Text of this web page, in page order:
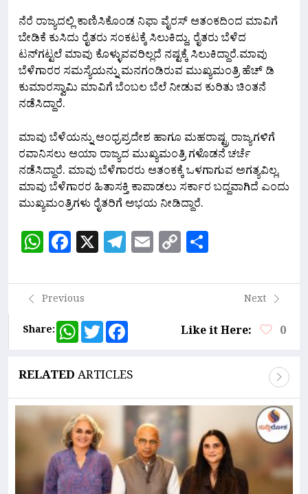
ನೆರೆ ರಾಜ್ಯದಲ್ಲಿ ಕಾಣಿಸಿಕೊಂಡ ನಿಫಾ ವೈರಸ್‌ ಆತಂಕದಿಂದ ಮಾವಿಗೆ
ಬೇಡಿಕೆ ಕುಸಿದು ರೈತರು ಸಂಕಟಕ್ಕೆ ಸಿಲುಕಿದ್ದು, ರೈತರು ಬೆಳೆದ
ಟನ್‌ಗಟ್ಟಲೆ ಮಾವು‌ ಕೊಳ್ಳುವವರಿಲ್ಲದೆ ನಷ್ಟಕ್ಕೆ ಸಿಲುಕಿದ್ದಾರೆ.ಮಾವು
ಬೆಳೆಗಾರರ ಸಮಸ್ಯೆಯನ್ನು ಮನಗಂಡಿರುವ ಮುಖ್ಯಮಂತ್ರಿ ಹೆಚ್ ಡಿ
ಕುಮಾರಸ್ವಾಮಿ ಮಾವಿಗೆ ಬೆಂಬಲ ಬೆಲೆ ನೀಡುವ ಕುರಿತು ಚಿಂತನೆ
ನಡೆಸಿದ್ದಾರೆ.
ಮಾವು ಬೆಳೆಯನ್ನು ಆಂಧ್ರಪ್ರದೇಶ ಹಾಗೂ ಮಹರಾಷ್ಟ್ರ ರಾಜ್ಯಗಳಿಗೆ
ರವಾನಿಸಲು ಆಯಾ ರಾಜ್ಯದ ಮುಖ್ಯಮಂತ್ರಿ ಗಳೊಡನೆ ಚರ್ಚೆ
ನಡೆಸಿದ್ದಾರೆ. ಮಾವು ಬೆಳೆಗಾರರು ಆತಂಕಕ್ಕೆ ಒಳಗಾಗುವ ಅಗತ್ಯವಿಲ್ಲ,
ಮಾವು ಬೆಳೆಗಾರರ ಹಿತಾಸಕ್ತಿ ಕಾಪಾಡಲು ಸರ್ಕಾರ ಬದ್ದವಾಗಿದೆ ಎಂದು
ಮುಖ್ಯಮಂತ್ರಿಗಳು ರೈತರಿಗೆ ಅಭಯ ನೀಡಿದ್ದಾರೆ.
WhatsApp
Facebook
X Telegram
Email
Copy
Link
Previous
Next
Share:
WhatsApp
Twitter Like it Here: 0
RELATEDARTICLES